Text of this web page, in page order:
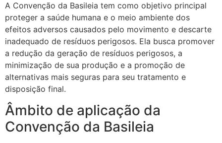
A Convenção da Basileia tem como objetivo principal
proteger a saúde humana e o meio ambiente dos
efeitos adversos causados pelo movimento e descarte
inadequado de resíduos perigosos. Ela busca promover
a redução da geração de resíduos perigosos, a
minimização de sua produção e a promoção de
alternativas mais seguras para seu tratamento e
disposição final.
Âmbito de aplicação da
Convenção da Basileia